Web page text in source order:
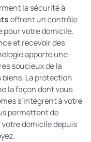
la sécurité à
offrent un contrôle
votre domicile.
et recevoir des
apporte une
soucieux de la
La protection
la façon dont vous
s’intègrent à votre
permettent de
domicile depuis